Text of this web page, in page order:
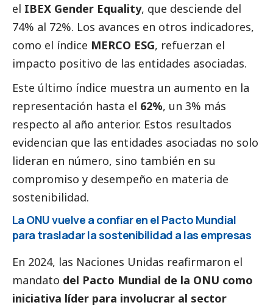
el IBEX Gender Equality, que desciende del
74% al 72%. Los avances en otros indicadores,
como el índice MERCO ESG, refuerzan el
impacto positivo de las entidades asociadas.
Este último índice muestra un aumento en la
representación hasta el 62%, un 3% más
respecto al año anterior. Estos resultados
evidencian que las entidades asociadas no solo
lideran en número, sino también en su
compromiso y desempeño en materia de
sostenibilidad.
La ONU vuelve a confiar en el Pacto Mundial
para trasladar la sostenibilidad a las empresas
En 2024, las Naciones Unidas reafirmaron el
mandato del Pacto Mundial de la ONU como
iniciativa líder para involucrar al sector